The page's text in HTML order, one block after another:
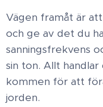
Vägen framåt är
och ge av det du
sanningsfrekvens
sin ton. Allt
kommen för att
jorden.